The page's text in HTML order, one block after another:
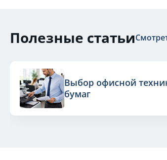
Полезные статьи
Выбор офисной
бумаг